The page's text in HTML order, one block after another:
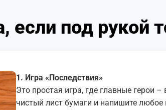
под рукой
1. Игра «Последствия»
Это простая игра, где главные герои
чистый лист бумаги и напишите любое